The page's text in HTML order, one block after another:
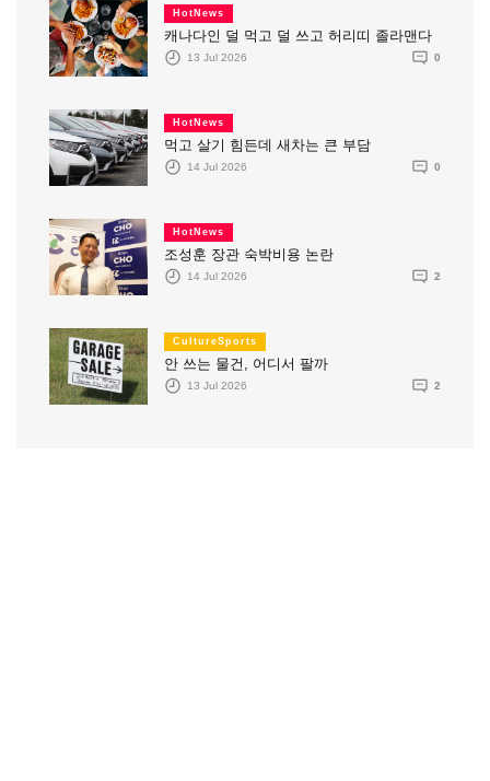
HotNews
캐나다인 덜 먹고 덜 쓰고 허리띠 졸라맨다
13 Jul 2026 0
HotNews
먹고 살기 힘든데 새차는 큰 부담
14 Jul 2026 0
HotNews
조성훈 장관 숙박비용 논란
14 Jul 2026 2
CultureSports
안 쓰는 물건, 어디서 팔까
13 Jul 2026 2